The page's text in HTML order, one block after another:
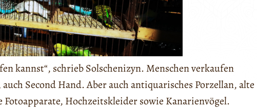
kannst“, schrieb Solschenizyn. Menschen verkaufen
Second Hand. Aber auch antiquarisches Porzellan, alte
Hochzeitskleider sowie Kanarienvögel.